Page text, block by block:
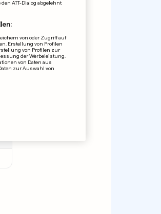
ATT-Dialog abgelehnt
von oder Zugriff auf
Erstellung von Profilen
von Profilen zur
der Werbeleistung.
von Daten aus
zur Auswahl von